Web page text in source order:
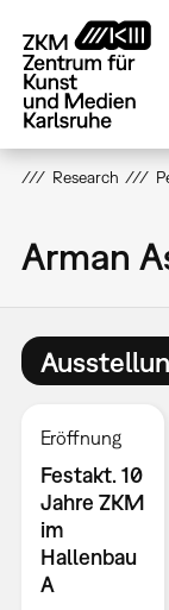
zum
Inhalt
Research
Arman
Eröffnung
Festakt. 10
Jahre ZKM
im
Hallenbau
A